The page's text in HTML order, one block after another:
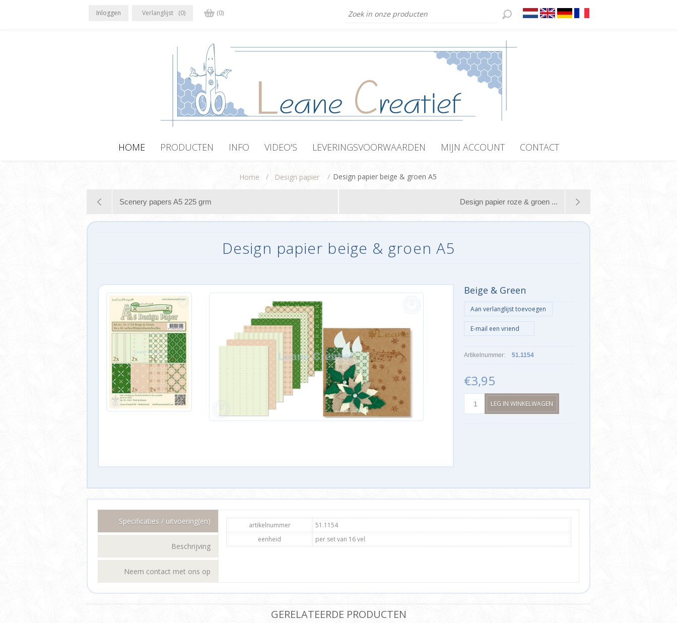
Inloggen Verlanglijst (0) (0)
HOME PRODUCTEN INFO VIDEO'S LEVERINGSVOORWAARDEN MIJN ACCOUNT CONTACT
Home / Design papier / Design papier beige & groen A5
Scenery papers A5 225 grm Design papier roze & groen ...
Design papier beige & groen A5
Beige & Green
Artikelnummer: 51.1154
€3,95
Specificaties / uitvoering(en)
Beschrijving
Neem contact met ons op
artikelnummer
51.1154
eenheid
per set van 16 vel
GERELATEERDE PRODUCTEN